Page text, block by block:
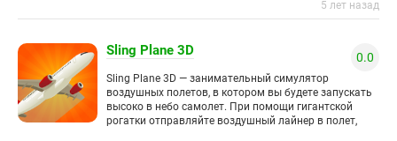
5 лет назад
Sling Plane 3D 0.0
Sling Plane 3D — занимательный симулятор
воздушных полетов, в котором вы будете запускать
высоко в небо самолет. При помощи гигантской
рогатки отправляйте воздушный лайнер в полет,